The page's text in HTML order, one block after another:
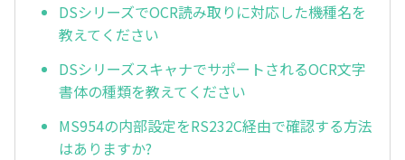
DSシリーズでOCR読み取りに対応した機種名を
教えてください
DSシリーズスキャナでサポートされるOCR文字
書体の種類を教えてください
MS954の内部設定をRS232C経由で確認する方法
はありますか?